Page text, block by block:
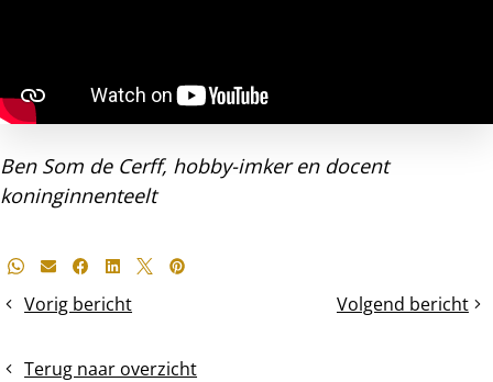
Ben Som de Cerff, hobby-imker en docent
koninginnenteelt
Deel
bericht
Whatsapp
E-mailFacebook
LinkedIn
X Pinterest
Vorig bericht
Een
controle
Volgend bericht
Volop
Terug naar overzicht